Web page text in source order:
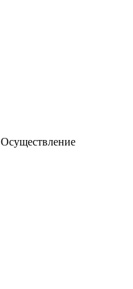
Осуществление